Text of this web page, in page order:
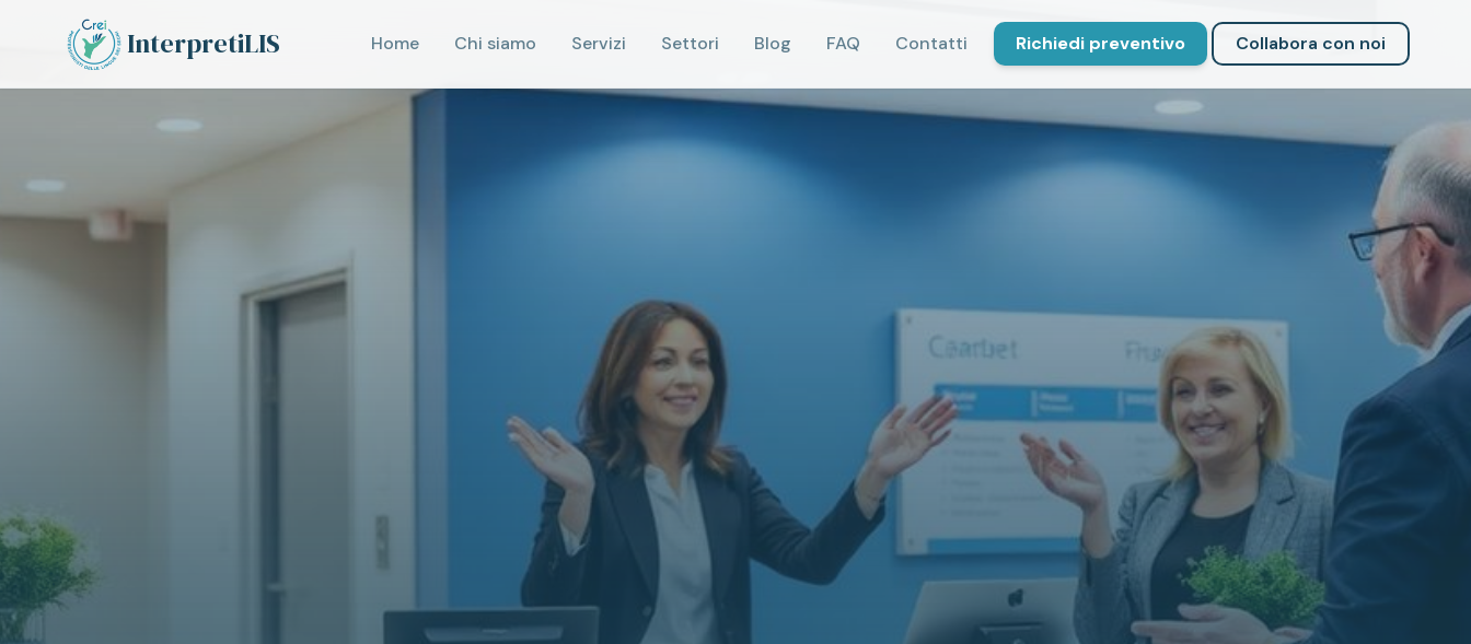
InterpretiLIS Home Chi siamo Servizi Settori Blog FAQ Contatti Richiedi preventivo Collabora con noi